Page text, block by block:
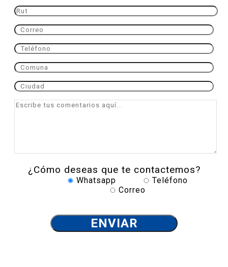
¿Cómo deseas que te contactemos?
Whatsapp
Teléfono
Correo